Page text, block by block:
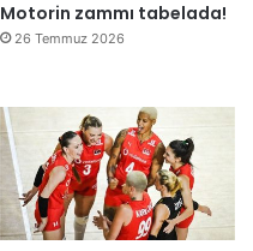
Motorin zammı tabelada!
26 Temmuz 2026